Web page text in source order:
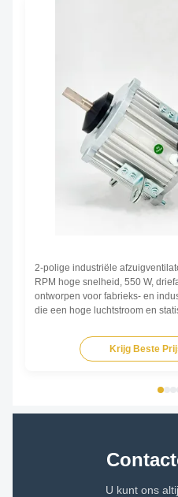
2-polige industriële
RPM hoge snelheid, 550 W,
ontworpen voor fabrieks- en
die een hoge luchtstroom en
Krijg Beste
U kunt ons